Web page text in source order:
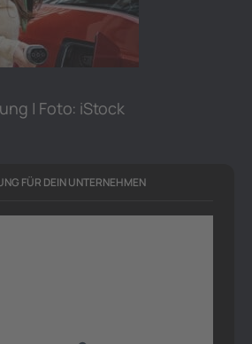
| Foto: iStock
FÜR DEIN UNTERNEHMEN